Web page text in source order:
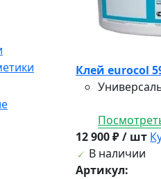
Клей eurocol
12 900 ₽ / шт
В наличии
Артикул: